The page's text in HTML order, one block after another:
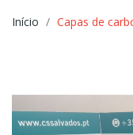
Início Capas de